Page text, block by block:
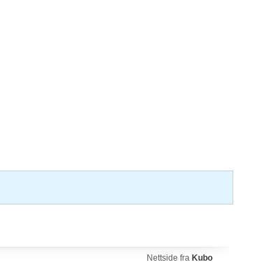
Nettside fra Kubo